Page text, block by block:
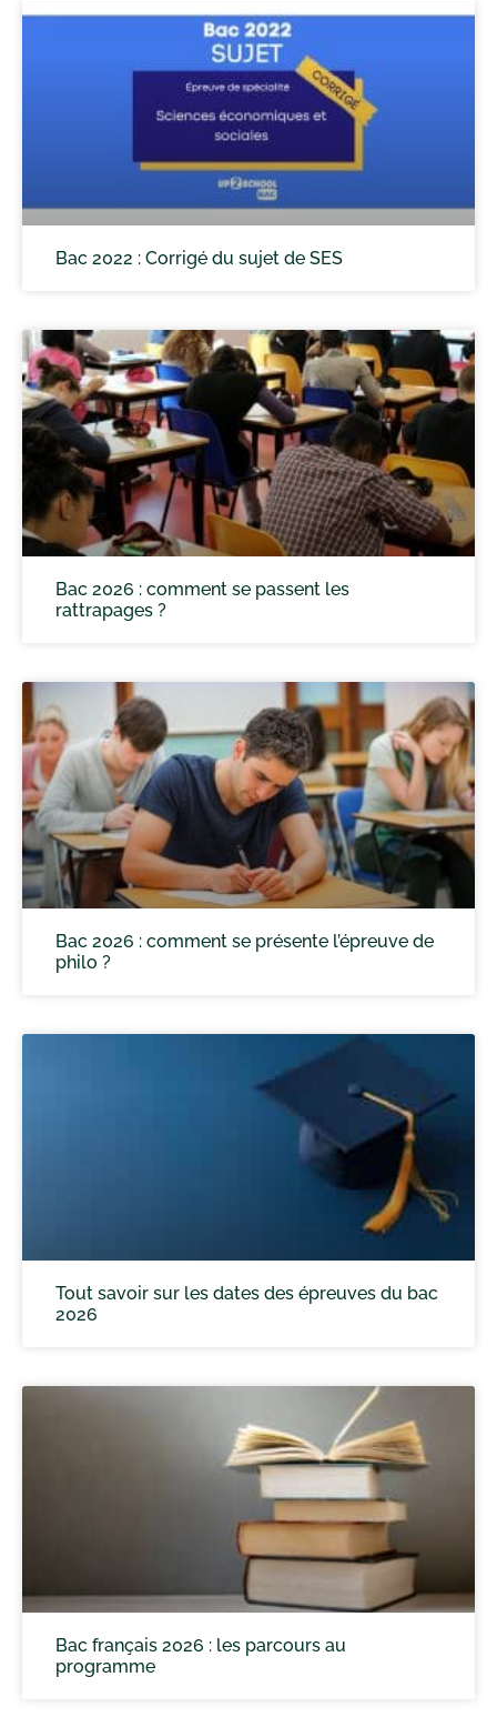
Bac 2022 : Corrigé du sujet de SES
Bac 2026 : comment se passent les
rattrapages ?
Bac 2026 : comment se présente l’épreuve de
philo ?
Tout savoir sur les dates des épreuves du bac
2026
Bac français 2026 : les parcours au
programme